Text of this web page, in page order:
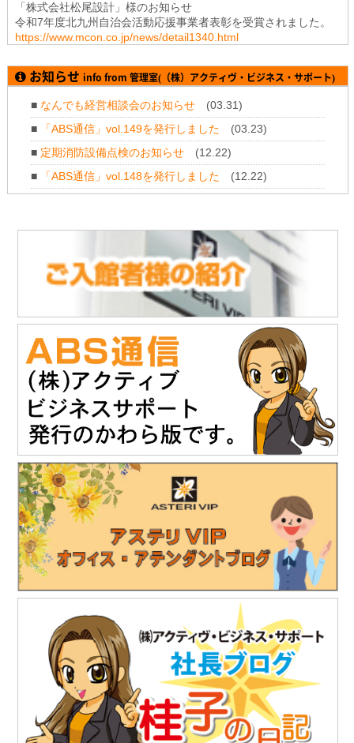
「株式会社松尾設計」様のお知らせ
令和7年度北九州自治会活動応援事業者表彰を受賞されました。
https://www.mcon.co.jp/news/detail1340.html
「株式会社テイコク」様のお知らせ
神奈川県厚木土木事務所から令和7年度所長礼状を拝受されまし
た。
https://www.teikoku-eng.co.jp/notice/11347/
2025.11 .28
「株式会社NDTアドヴァンス」様のお知らせ
新製品 紫外線強度計・照度計『XP-3000』の販売を開始されま
した。
https://www.ind-blacklight.jp/topics/2504/
「株式会社NDTアドヴァンス」様のお知らせ
タブレット感覚でタッチ操作 & 業界最高レベルの探傷性能渦流ア
レイ探傷器『EddyViewⅡ』の販売を開始されました。
https://www.ndtadvance.com/info/info-eddy-view2.html
「株式会社テイコク」様のお知らせ
「建設技術フェア2025 in 中部」にご出展されます。
開催日時：12月4日（木）10時～17時
12月5日（金）10時～16時
会場：ポートメッセなごや 第3展示館（名古屋市国際展示場）
主催：建設技術フェアin中部運営委員会
詳細は建設技術フェア2025 in 中部HPをご覧ください。
https://www.kgf-chubu.com
https://www.teikoku-eng.co.jp
「株式会社NDTアドヴァンス」様のお知らせ
精密超音波厚さ計『PM5 Gen3』の販売を開始されました。
https://www.ndtadvance.com/info/info-pm5-gen3.html
2025.8.25
「株式会社テイコク」様のお知らせ
独立行政法人水資源機構木曽川上流ダム総合管理所から優良業務
表彰と優秀技術者表彰を授与されました。
https://www.teikoku-eng.co.jp/notice/10634/
2025.7.18
独立行政法人水資源機構利根川下流総合管理所から優良業務表彰
と優秀技術者表彰を授与されました。
https://www.teikoku-eng.co.jp/notice/10567/
2025.7.18
「株式会社テイコク」様のお知らせ
愛知県内の中学生向けお仕事ブックに株式会社テイコク様が掲載
されました。
https://www.teikoku-eng.co.jp/notice/10462/
お知らせ info from 管理室(（株）アクティヴ・ビジネス・サポート)
■ なんでも経営相談会のお知らせ(03.31)
■
「ABS通信」vol.149を発行しました (03.23)
■ 定期消防設備点検のお知らせ(12.22)
■
「ABS通信」vol.148を発行しました (12.22)